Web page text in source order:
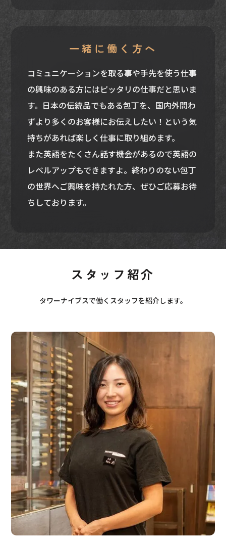
一緒に働く方へ
コミュニケーションを取る事や手先を使う仕事
の興味のある方にはピッタリの仕事だと思いま
す。日本の伝統品でもある包丁を、国内外問わ
ずより多くのお客様にお伝えしたい！という気
持ちがあれば楽しく仕事に取り組めます。
また英語をたくさん話す機会があるので英語の
レベルアップもできますよ。終わりのない包丁
の世界へご興味を持たれた方、ぜひご応募お待
ちしております。
スタッフ紹介
タワーナイブスで働くスタッフを紹介します。